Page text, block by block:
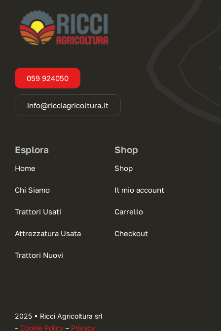
059 924050
info@ricciagricoltura.it
Esplora
Home
Chi Siamo
Trattori Usati
Attrezzatura Usata
Trattori Nuovi
Shop
Shop
Il mio account
Carrello
Checkout
2025 • Ricci Agricoltura srl
– Cookie Policy– Privacy